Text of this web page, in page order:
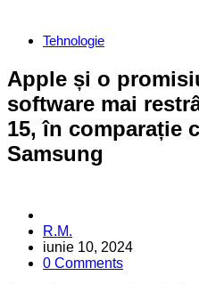
Categories
Tehnologie
Apple și o
software mai
15, în comparație
Samsung
Posted
by
R.M.
iunie 10, 2024
0 Comments